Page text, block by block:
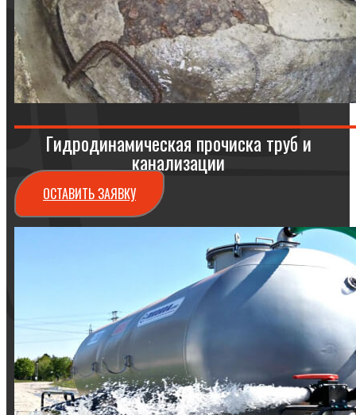
Гидродинамическая прочиска труб и
канализации
ОСТАВИТЬ ЗАЯВКУ